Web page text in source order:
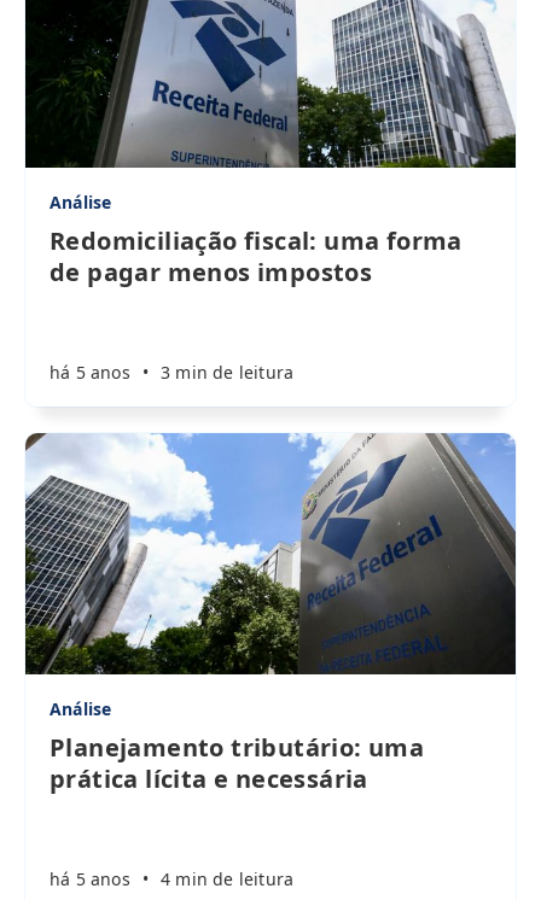
Análise
Redomiciliação fiscal: uma forma
de pagar menos impostos
há 5 anos • 3 min de leitura
Análise
Planejamento tributário: uma
prática lícita e necessária
há 5 anos • 4 min de leitura